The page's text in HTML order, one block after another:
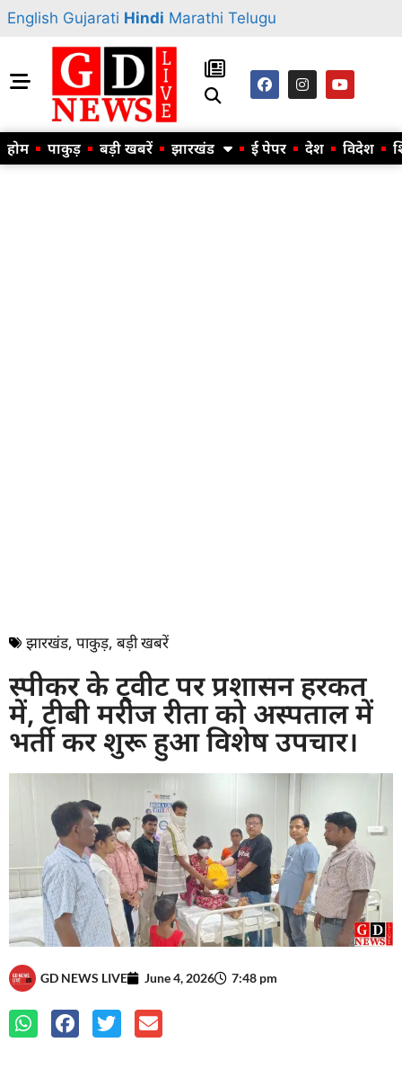
English Gujarati Hindi Marathi Telugu
होम पाकुड़ बड़ी खबरें झारखंड ई पेपर देश विदेश
झारखंड, पाकुड़, बड़ी खबरें
स्पीकर के ट्वीट पर प्रशासन हरकत
में, टीबी मरीज रीता को अस्पताल में
भर्ती कर शुरू हुआ विशेष उपचार।
GD NEWS LIVE June 4, 2026 7:48 pm